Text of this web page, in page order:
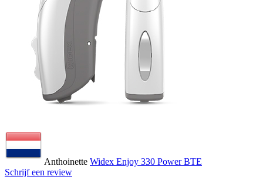
Anthoinette Widex Enjoy 330 Power BTE
Schrijf een review